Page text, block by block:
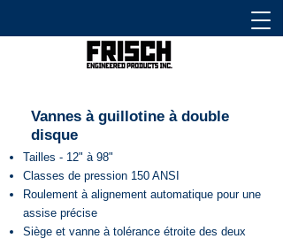
Vannes à guillotine à double
disque
Tailles - 12" à 98"
Classes de pression 150 ANSI
Roulement à alignement automatique pour une
assise précise
Siège et vanne à tolérance étroite des deux